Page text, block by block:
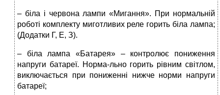
– біла і червона лампи «Мигання». При нормальній
роботі комплекту миготливих реле горить біла лампа;
(Додатки Г, Е, З).
– біла лампа «Батарея» – контролює пониження
напруги батареї. Норма-льно горить рівним світлом,
виключається при пониженні нижче норми напруги
батареї;